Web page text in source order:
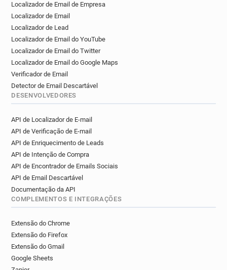
Localizador de Email de Empresa
Localizador de Email
Localizador de Lead
Localizador de Email do YouTube
Localizador de Email do Twitter
Localizador de Email do Google Maps
Verificador de Email
Detector de Email Descartável
DESENVOLVEDORES
API de Localizador de E-mail
API de Verificação de E-mail
API de Enriquecimento de Leads
API de Intenção de Compra
API de Encontrador de Emails Sociais
API de Email Descartável
Documentação da API
COMPLEMENTOS E INTEGRAÇÕES
Extensão do Chrome
Extensão do Firefox
Extensão do Gmail
Google Sheets